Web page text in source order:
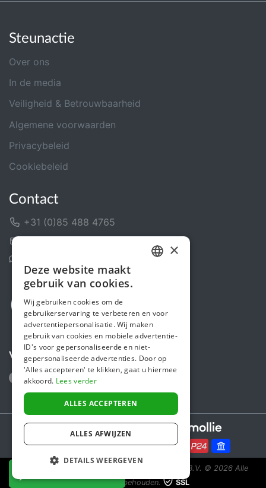
Steunactie
Over ons
In de media
Veiligheid & Betrouwbaarheid
Algemene voorwaarden
Privacybeleid
Cookiebeleid
Contact
+31 (0)85 488 4765
Volg ons
Secure payments powered by
Steunactie is een initiatief van Sponsor Europe B.V. © 2026 Alle
rechten voorbehouden.
SSL
ENGLISH
×
Deze website maakt
gebruik van cookies.
Wij gebruiken cookies om de
gebruikerservaring te verbeteren en voor
advertentiepersonalisatie. Wij maken
gebruik van cookies en mobiele advertentie-
ID's voor gepersonaliseerde en niet-
gepersonaliseerde advertenties. Door op
'Alles accepteren' te klikken, gaat u hiermee
akkoord. Lees verder
ALLES ACCEPTEREN
ALLES AFWIJZEN
DETAILS WEERGEVEN